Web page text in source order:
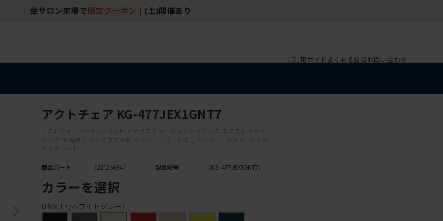
チェア体験ショールーム｜ZA SALON TOKYO
ご利用ガイド よくある質問お問い合わせ
アクトチェア KG-477JEX1GNT7
アクトチェア KG-477JEX-GNT7 テクスチャードメッシュバック エクストラハイ
バック 樹脂脚 アジャスタブル肘 ランバーサポートなし ハンガー ［GN×T7/ホワ
イトグレーT］
商品コード （22126684） 製品記号 （KG-477JEX1GNT7）
カラーを選択
GN×T7/ホワイトグレーT